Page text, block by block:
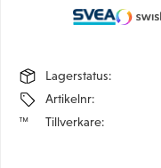
Lagerstatus
Artikelnr
Tillverkare